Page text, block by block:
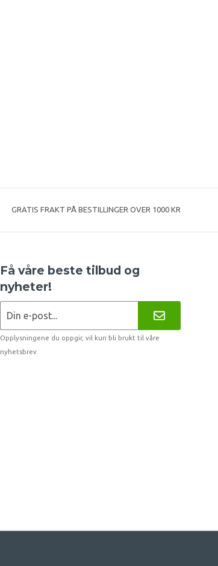
GRATIS FRAKT PÅ BESTILLINGER OVER 1000 KR
Få våre beste tilbud og
nyheter!
Opplysningene du oppgir, vil kun bli brukt til våre
nyhetsbrev.